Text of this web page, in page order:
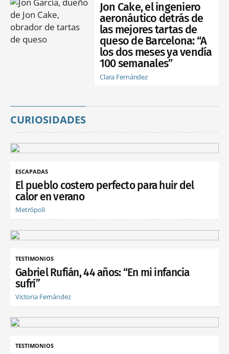
Jon Cake, el ingeniero
aeronáutico detrás de
las mejores tartas de
queso de Barcelona: “A
los dos meses ya vendía
100 semanales”
Clara Fernández
CURIOSIDADES
ESCAPADAS
El pueblo costero perfecto para huir del
calor en verano
Metrópoli
TESTIMONIOS
Gabriel Rufián, 44 años: “En mi infancia
sufrí”
Victoria Fernández
TESTIMONIOS